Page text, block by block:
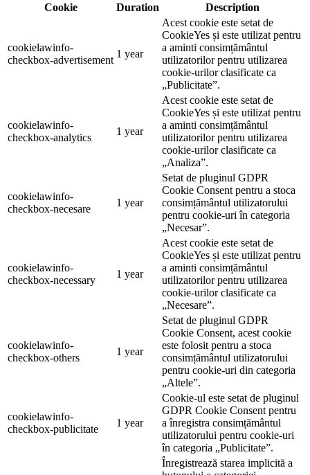
Cookie
Duration Description
cookielawinfo-
checkbox-advertisement
1 year
Acest cookie este setat de
CookieYes și este utilizat pentru
a aminti consimțământul
utilizatorilor pentru utilizarea
cookie-urilor clasificate ca
„Publicitate”.
cookielawinfo-
checkbox-analytics
1 year
Acest cookie este setat de
CookieYes și este utilizat pentru
a aminti consimțământul
utilizatorilor pentru utilizarea
cookie-urilor clasificate ca
„Analiza”.
cookielawinfo-
checkbox-necesare
1 year
Setat de pluginul GDPR
Cookie Consent pentru a stoca
consimțământul utilizatorului
pentru cookie-uri în categoria
„Necesar”.
cookielawinfo-
checkbox-necessary
1 year
Acest cookie este setat de
CookieYes și este utilizat pentru
a aminti consimțământul
utilizatorilor pentru utilizarea
cookie-urilor clasificate ca
„Necesare”.
cookielawinfo-
checkbox-others
1 year
Setat de pluginul GDPR
Cookie Consent, acest cookie
este folosit pentru a stoca
consimțământul utilizatorului
pentru cookie-uri din categoria
„Altele”.
cookielawinfo-
checkbox-publicitate
1 year
Cookie-ul este setat de pluginul
GDPR Cookie Consent pentru
a înregistra consimțământul
utilizatorului pentru cookie-uri
în categoria „Publicitate”.
Înregistrează starea implicită a